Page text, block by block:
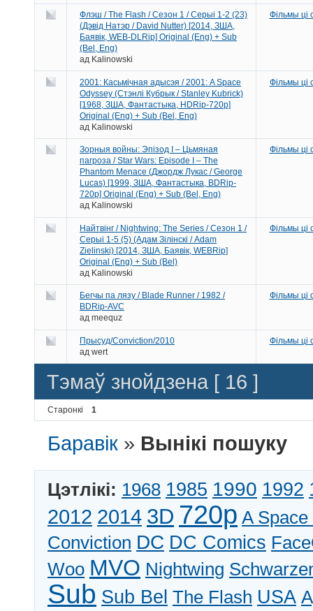
Флэш / The Flash / Сезон 1 / Серыі 1-2 (23)
(Дэвід Натэр / David Nutter) [2014, ЗША,
Баявік, WEB-DLRip] Original (Eng) + Sub
(Bel, Eng)
ад Kalinowski
Фільмы ці
2001: Касьмічная адысэя / 2001: A Space
Odyssey (Стэнлі Кубрык / Stanley Kubrick)
[1968, ЗША, Фантастыка, HDRip-720p]
Original (Eng) + Sub (Bel, Eng)
ад Kalinowski
Фільмы ці
Зорныя войны: Эпізод I – Цьмяная
пагроза / Star Wars: Episode I – The
Phantom Menace (Джордж Лукас / George
Lucas) [1999, ЗША, Фантастыка, BDRip-
720p] Original (Eng) + Sub (Bel, Eng)
ад Kalinowski
Фільмы ці
Найтвінг / Nightwing: The Series / Сезон 1 /
Серыі 1-5 (5) (Адам Зілінскі / Adam
Zielinski) [2014, ЗША, Баявік, WEBRip]
Original (Eng) + Sub (Bel)
ад Kalinowski
Фільмы ці
Бегчы па лязу / Blade Runner / 1982 /
BDRip-AVC
ад meequz
Фільмы ці
Прысуд/Conviction/2010
ад wert
Фільмы ці
Тэмаў знойдзена [ 16 ]
Старонкі 1
Баравік » Вынікі пошуку
Цэтлікі: 1968 1985 1990 1992
2012 2014 3D 720p A
Conviction DC DC Comics
Woo MVO Nightwing
Sub Sub Bel The Flash USA